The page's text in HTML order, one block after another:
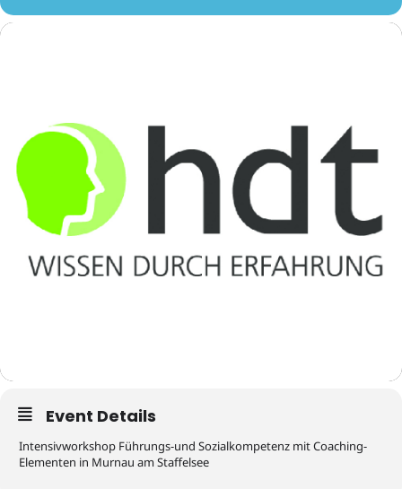
Event Details
Intensivworkshop Führungs-und Sozialkompetenz mit Coaching-
Elementen in Murnau am Staffelsee